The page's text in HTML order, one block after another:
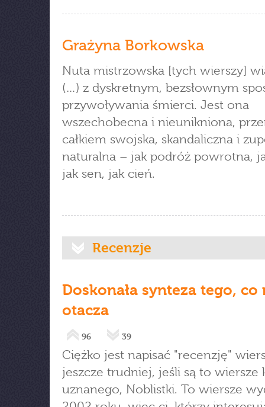
Grażyna Borkowska
Nuta mistrzowska [tych wierszy]
(…) z dyskretnym, bezsłownym
przywoływania śmierci. Jest ona
wszechobecna i nieunikniona,
całkiem swojska, skandaliczna i
naturalna – jak podróż powrotna,
jak sen, jak cień.
Recenzje
Doskonała synteza tego, co
otacza
96 39
Ciężko jest napisać "recenzję"
jeszcze trudniej, jeśli są to wiersze
uznanego, Noblistki. To wiersze